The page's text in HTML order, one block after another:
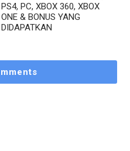
PS4, PC, XBOX 360, XBOX
ONE & BONUS YANG
DIDAPATKAN